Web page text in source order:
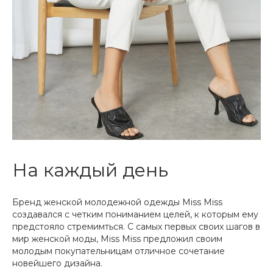
На каждый день
Бренд женской молодежной одежды Miss Miss
создавался с четким пониманием целей, к которым ему
предстояло стремимться. С самых первых своих шагов в
мир женской моды, Miss Miss предложил своим
молодым покупательницам отличное сочетание
новейшего дизайна.